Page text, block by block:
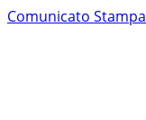
Comunicato Stampa